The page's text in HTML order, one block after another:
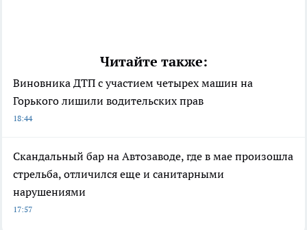
Читайте также:
Виновника ДТП с участием четырех машин на
Горького лишили водительских прав
18:44
Скандальный бар на Автозаводе, где в мае произошла
стрельба, отличился еще и санитарными
нарушениями
17:57